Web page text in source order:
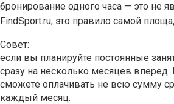
бронирование одного часа — это не
FindSport.ru, это правило самой
Совет:
если вы планируйте постоянные
сразу на несколько месяцев
сможете оплачивать не всю сумму
каждый месяц.